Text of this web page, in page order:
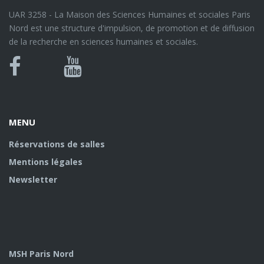
UAR 3258 - La Maison des Sciences Humaines et sociales Paris
Nord est une structure d'impulsion, de promotion et de diffusion
de la recherche en sciences humaines et sociales.
Bluesky
Canal
MENU
Réservations de salles
Mentions légales
Newsletter
MSH Paris Nord